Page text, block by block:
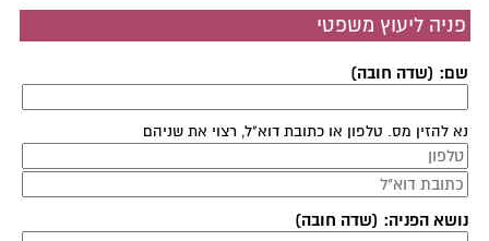
פניה ליעוץ משפטי
שם: (שדה חובה)
נא להזין מס. טלפון או כתובת דוא"ל, רצוי את שניהם
נושא הפניה: (שדה חובה)